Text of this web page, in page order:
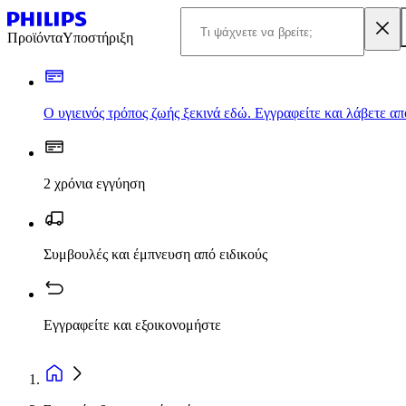
ΠροϊόνταΥποστήριξη
Ο υγιεινός τρόπος ζωής ξεκινά εδώ. Εγγραφείτε και λάβετε
2 χρόνια εγγύηση
Συμβουλές και έμπνευση από ειδικούς
Εγγραφείτε και εξοικονομήστε